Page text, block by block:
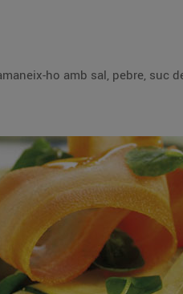
els ingredients de manera alterna en plats i amaneix-ho